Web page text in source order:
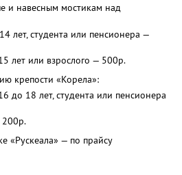
и навесным мостикам над
лет, студента или пенсионера —
лет или взрослого — 500р.
крепости «Корела»:
до 18 лет, студента или пенсионера
200р.
«Рускеала» — по прайсу